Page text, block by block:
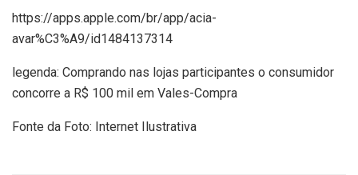
https://apps.apple.com/br/app/acia-
avar%C3%A9/id1484137314
legenda: Comprando nas lojas participantes o consumidor
concorre a R$ 100 mil em Vales-Compra
Fonte da Foto: Internet Ilustrativa